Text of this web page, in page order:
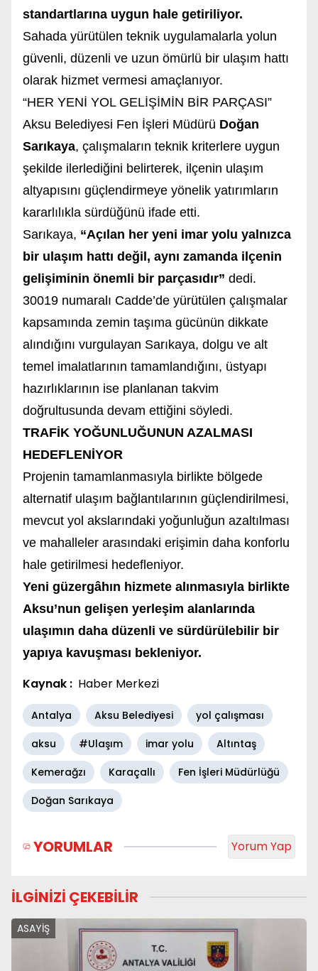
standartlarına uygun hale getiriliyor.
Sahada yürütülen teknik uygulamalarla yolun
güvenli, düzenli ve uzun ömürlü bir ulaşım hattı
olarak hizmet vermesi amaçlanıyor.
“HER YENİ YOL GELİŞİMİN BİR PARÇASI”
Aksu Belediyesi Fen İşleri Müdürü Doğan
Sarıkaya, çalışmaların teknik kriterlere uygun
şekilde ilerlediğini belirterek, ilçenin ulaşım
altyapısını güçlendirmeye yönelik yatırımların
kararlılıkla sürdüğünü ifade etti.
Sarıkaya, “Açılan her yeni imar yolu yalnızca
bir ulaşım hattı değil, aynı zamanda ilçenin
gelişiminin önemli bir parçasıdır” dedi.
30019 numaralı Cadde’de yürütülen çalışmalar
kapsamında zemin taşıma gücünün dikkate
alındığını vurgulayan Sarıkaya, dolgu ve alt
temel imalatlarının tamamlandığını, üstyapı
hazırlıklarının ise planlanan takvim
doğrultusunda devam ettiğini söyledi.
TRAFİK YOĞUNLUĞUNUN AZALMASI
HEDEFLENİYOR
Projenin tamamlanmasıyla birlikte bölgede
alternatif ulaşım bağlantılarının güçlendirilmesi,
mevcut yol akslarındaki yoğunluğun azaltılması
ve mahalleler arasındaki erişimin daha konforlu
hale getirilmesi hedefleniyor.
Yeni güzergâhın hizmete alınmasıyla birlikte
Aksu’nun gelişen yerleşim alanlarında
ulaşımın daha düzenli ve sürdürülebilir bir
yapıya kavuşması bekleniyor.
Kaynak : Haber Merkezi
Antalya Aksu Belediyesi
yol çalışması
aksu
#Ulaşım imar yolu
Altıntaş
Kemerağzı
Karaçallı
Fen İşleri Müdürlüğü
Doğan Sarıkaya
YORUMLAR Yorum Yap
İLGİNİZİ ÇEKEBİLİR
ASAYİŞ